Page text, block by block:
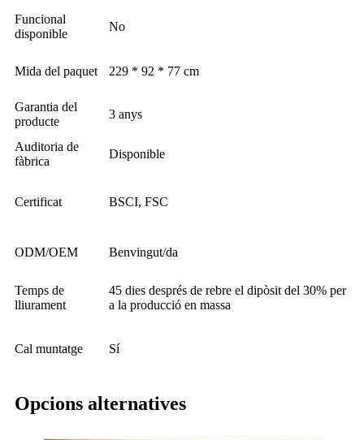
Funcional
disponible
No
Mida del paquet 229 * 92 * 77 cm
Garantia del
producte
3 anys
Auditoria de
fàbrica
Disponible
Certificat BSCI, FSC
ODM/OEM Benvingut/da
Temps de
lliurament
45 dies després de rebre el dipòsit del 30% per
a la producció en massa
Cal muntatge Sí
Opcions alternatives